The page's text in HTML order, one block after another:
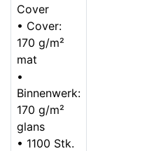
Cover
• Cover:
170 g/m²
mat
•
Binnenwerk:
170 g/m²
glans
• 1100 Stk.